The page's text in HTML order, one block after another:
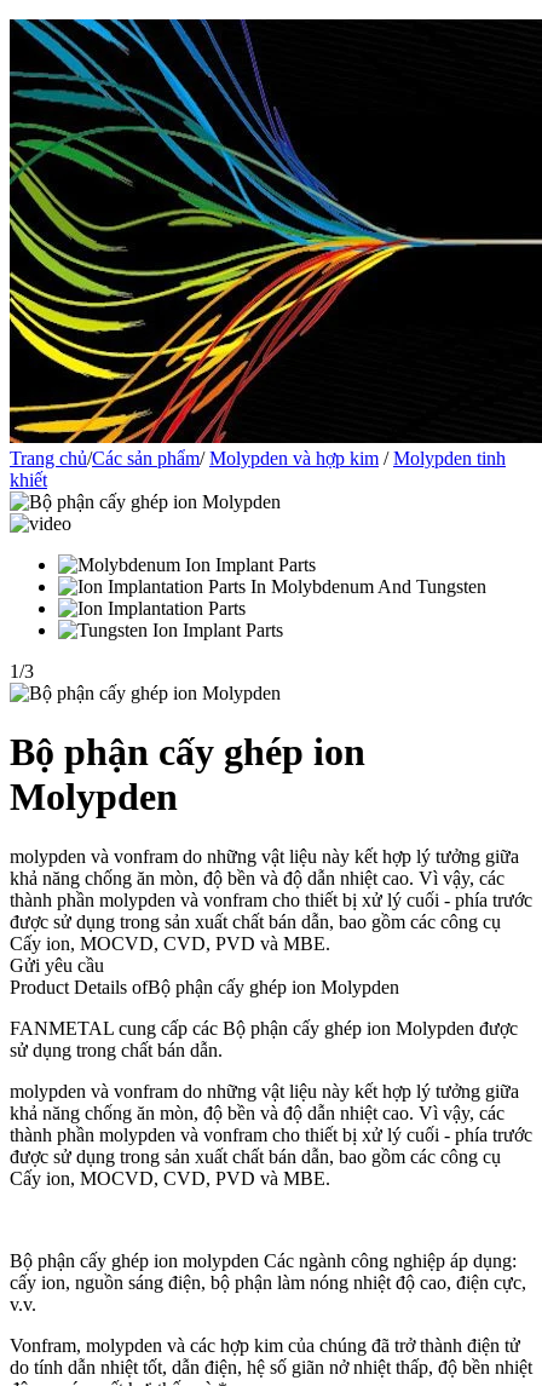
Trang chủ/Các sản phẩm/ Molypden và hợp kim / Molypden tinh
khiết
1/3
Bộ phận cấy ghép ion
Molypden
molypden và vonfram do những vật liệu này kết hợp lý tưởng giữa
khả năng chống ăn mòn, độ bền và độ dẫn nhiệt cao. Vì vậy, các
thành phần molypden và vonfram cho thiết bị xử lý cuối - phía trước
được sử dụng trong sản xuất chất bán dẫn, bao gồm các công cụ
Cấy ion, MOCVD, CVD, PVD và MBE.
Gửi yêu cầu
Product Details ofBộ phận cấy ghép ion Molypden
FANMETAL cung cấp các Bộ phận cấy ghép ion Molypden được
sử dụng trong chất bán dẫn.
molypden và vonfram do những vật liệu này kết hợp lý tưởng giữa
khả năng chống ăn mòn, độ bền và độ dẫn nhiệt cao. Vì vậy, các
thành phần molypden và vonfram cho thiết bị xử lý cuối - phía trước
được sử dụng trong sản xuất chất bán dẫn, bao gồm các công cụ
Cấy ion, MOCVD, CVD, PVD và MBE.
Bộ phận cấy ghép ion molypden Các ngành công nghiệp áp dụng:
cấy ion, nguồn sáng điện, bộ phận làm nóng nhiệt độ cao, điện cực,
v.v.
Vonfram, molypden và các hợp kim của chúng đã trở thành điện tử
do tính dẫn nhiệt tốt, dẫn điện, hệ số giãn nở nhiệt thấp, độ bền nhiệt